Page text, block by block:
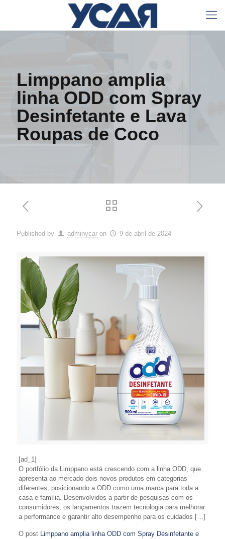
Limppano amplia
linha ODD com Spray
Desinfetante e Lava
Roupas de Coco
Published by adminycar on 9 de abril de 2024
[ad_1]
O portfólio da Limppano está crescendo com a linha ODD, que
apresenta ao mercado dois novos produtos em categorias
diferentes, posicionando a ODD como uma marca para toda a
casa e família. Desenvolvidos a partir de pesquisas com os
consumidores, os lançamentos trazem tecnologia para melhorar
a performance e garantir alto desempenho para os cuidados […]
O post Limppano amplia linha ODD com Spray Desinfetante e